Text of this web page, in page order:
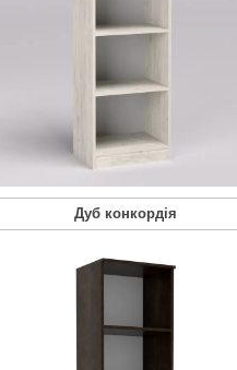
Дуб конкордія